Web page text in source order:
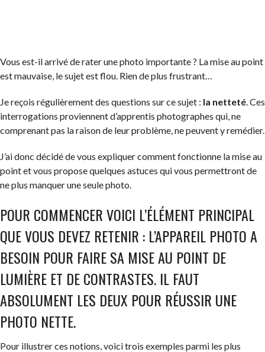
Vous est-il arrivé de rater une photo importante ? La mise au point
est mauvaise, le sujet est flou. Rien de plus frustrant…
Je reçois régulièrement des questions sur ce sujet : la netteté. Ces
interrogations proviennent d’apprentis photographes qui, ne
comprenant pas la raison de leur problème, ne peuvent y remédier.
J’ai donc décidé de vous expliquer comment fonctionne la mise au
point et vous propose quelques astuces qui vous permettront de
ne plus manquer une seule photo.
POUR COMMENCER VOICI L’ÉLÉMENT PRINCIPAL
QUE VOUS DEVEZ RETENIR : L’APPAREIL PHOTO A
BESOIN POUR FAIRE SA MISE AU POINT DE
LUMIÈRE ET DE CONTRASTES. IL FAUT
ABSOLUMENT LES DEUX POUR RÉUSSIR UNE
PHOTO NETTE.
Pour illustrer ces notions, voici trois exemples parmi les plus